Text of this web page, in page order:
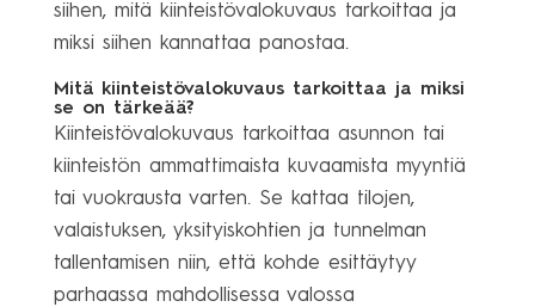
siihen, mitä kiinteistövalokuvaus tarkoittaa ja
miksi siihen kannattaa panostaa.
Mitä kiinteistövalokuvaus tarkoittaa ja miksi
se on tärkeää?
Kiinteistövalokuvaus tarkoittaa asunnon tai
kiinteistön ammattimaista kuvaamista myyntiä
tai vuokrausta varten. Se kattaa tilojen,
valaistuksen, yksityiskohtien ja tunnelman
tallentamisen niin, että kohde esittäytyy
parhaassa mahdollisessa valossa